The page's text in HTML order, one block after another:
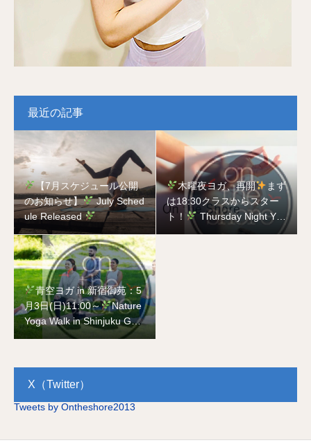
最近の記事
【7月スケジュール公開
のお知らせ】
July Sched
ule Released
木曜夜ヨガ、再開
まず
は18:30クラスからスター
ト！
Thursday Night Yog
a is Back
Starting with t
青空ヨガ in 新宿御苑：5
月3日(日)11:00～
Nature
Yoga Walk in Shinjuku Gyo
en National Garden on Ma
X（Twitter）
Tweets by Ontheshore2013